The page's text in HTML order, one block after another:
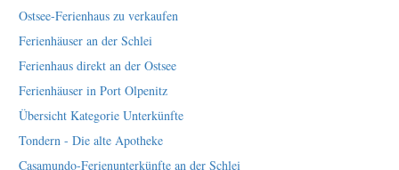
Ostsee-Ferienhaus zu verkaufen
Ferienhäuser an der Schlei
Ferienhaus direkt an der Ostsee
Ferienhäuser in Port Olpenitz
Übersicht Kategorie Unterkünfte
Tondern - Die alte Apotheke
Casamundo-Ferienunterkünfte an der Schlei